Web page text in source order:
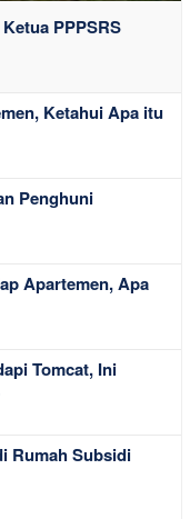
PPPSRS
Ketahui Apa itu
Penghuni
Apartemen, Apa
Tomcat, Ini
Rumah Subsidi